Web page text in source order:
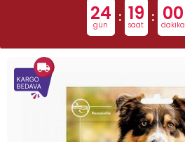
24
gün : 19
saat : 00
dakika